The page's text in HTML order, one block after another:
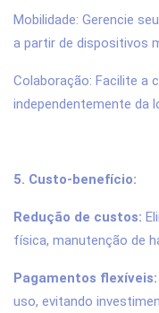
Mobilidade: Gerencie
a partir de dispositivos
Colaboração: Facilite a
independentemente da
5. Custo-benefício:
Redução de custos:
física, manutenção de
Pagamentos flexíveis:
uso, evitando